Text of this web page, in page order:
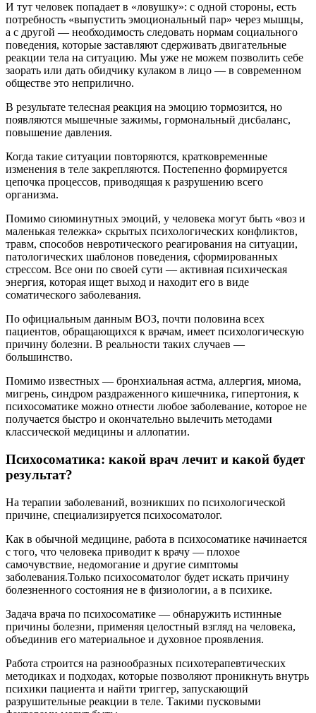
И тут человек попадает в «ловушку»: с одной стороны, есть
потребность «выпустить эмоциональный пар» через мышцы,
а с другой — необходимость следовать нормам социального
поведения, которые заставляют сдерживать двигательные
реакции тела на ситуацию. Мы уже не можем позволить себе
заорать или дать обидчику кулаком в лицо — в современном
обществе это неприлично.
В результате телесная реакция на эмоцию тормозится, но
появляются мышечные зажимы, гормональный дисбаланс,
повышение давления.
Когда такие ситуации повторяются, кратковременные
изменения в теле закрепляются. Постепенно формируется
цепочка процессов, приводящая к разрушению всего
организма.
Помимо сиюминутных эмоций, у человека могут быть «воз и
маленькая тележка» скрытых психологических конфликтов,
травм, способов невротического реагирования на ситуации,
патологических шаблонов поведения, сформированных
стрессом. Все они по своей сути — активная психическая
энергия, которая ищет выход и находит его в виде
соматического заболевания.
По официальным данным ВОЗ, почти половина всех
пациентов, обращающихся к врачам, имеет психологическую
причину болезни. В реальности таких случаев —
большинство.
Помимо известных — бронхиальная астма, аллергия, миома,
мигрень, синдром раздраженного кишечника, гипертония, к
психосоматике можно отнести любое заболевание, которое не
получается быстро и окончательно вылечить методами
классической медицины и аллопатии.
Психосоматика: какой врач лечит и какой будет
результат?
На терапии заболеваний, возникших по психологической
причине, специализируется психосоматолог.
Как в обычной медицине, работа в психосоматике начинается
с того, что человека приводит к врачу — плохое
самочувствие, недомогание и другие симптомы
заболевания.Только психосоматолог будет искать причину
болезненного состояния не в физиологии, а в психике.
Задача врача по психосоматике — обнаружить истинные
причины болезни, применяя целостный взгляд на человека,
объединив его материальное и духовное проявления.
Работа строится на разнообразных психотерапевтических
методиках и подходах, которые позволяют проникнуть внутрь
психики пациента и найти триггер, запускающий
разрушительные реакции в теле. Такими пусковыми